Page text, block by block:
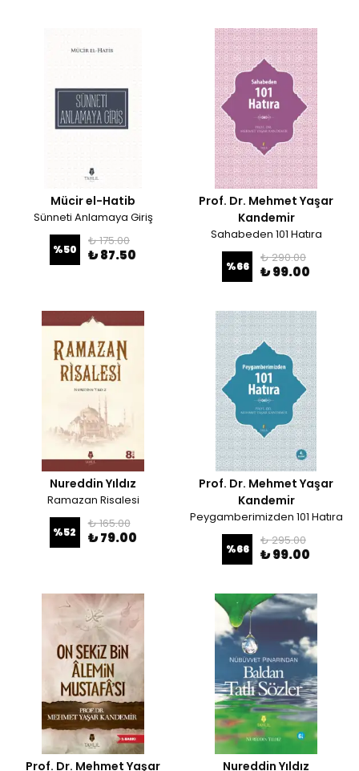
Mücir el-Hatib
Sünneti Anlamaya Giriş
%50
₺ 175.00
₺ 87.50
Prof. Dr. Mehmet Yaşar
Kandemir
Sahabeden 101 Hatıra
%66
₺ 290.00
₺ 99.00
Nureddin Yıldız
Ramazan Risalesi
%52
₺ 165.00
₺ 79.00
Prof. Dr. Mehmet Yaşar
Kandemir
Peygamberimizden 101 Hatıra
%66
₺ 295.00
₺ 99.00
Prof. Dr. Mehmet Yaşar Nureddin Yıldız